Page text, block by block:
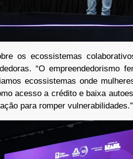
os ecossistemas
“O empreendedorismo
ecossistemas onde
acesso a crédito e baixa
para romper vulnerabilidades.”